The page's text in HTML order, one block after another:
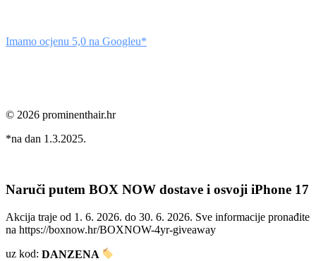
Imamo ocjenu 5,0 na Googleu*
© 2026 prominenthair.hr
*na dan 1.3.2025.
Naruči putem BOX NOW dostave i osvoji iPhone 17
Akcija traje od 1. 6. 2026. do 30. 6. 2026. Sve informacije pronađite
na https://boxnow.hr/BOXNOW-4yr-giveaway
uz kod: DANZENA